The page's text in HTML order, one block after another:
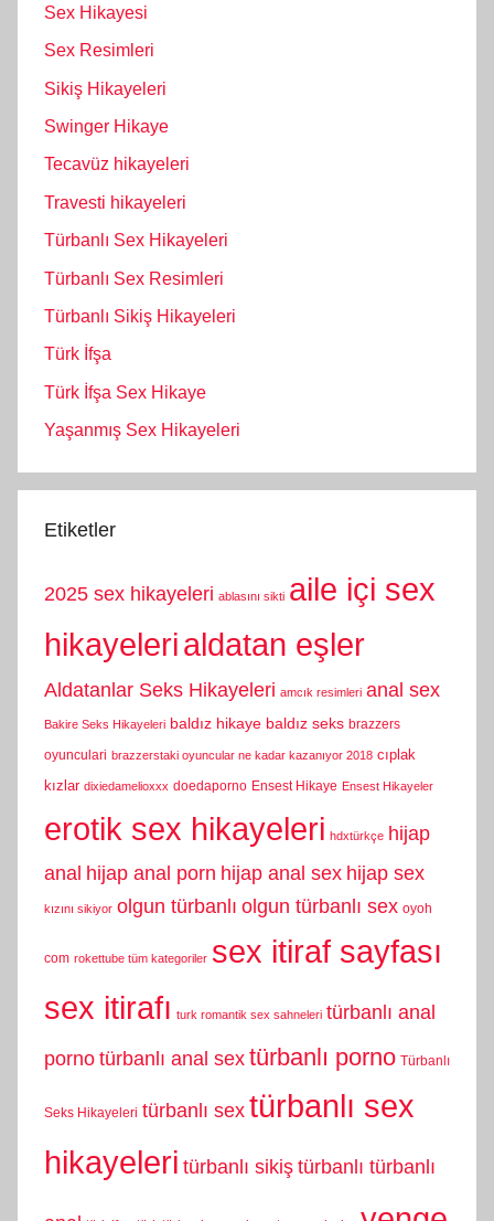
Sex Hikayesi
Sex Resimleri
Sikiş Hikayeleri
Swinger Hikaye
Tecavüz hikayeleri
Travesti hikayeleri
Türbanlı Sex Hikayeleri
Türbanlı Sex Resimleri
Türbanlı Sikiş Hikayeleri
Türk İfşa
Türk İfşa Sex Hikaye
Yaşanmış Sex Hikayeleri
Etiketler
2025 sex hikayeleri ablasını sikti aile içi sex
hikayelerialdatan eşler
Aldatanlar Seks Hikayeleri amcık resimleri anal sex
Bakire Seks Hikayeleri baldız hikaye baldız seks brazzers
oyunculari brazzerstaki oyuncular ne kadar kazanıyor 2018 cıplak
kızlar dixiedamelioxxx doedaporno Ensest Hikaye Ensest Hikayeler
erotik sex hikayeleri hdxtürkçe hijap
anal hijap anal porn hijap anal sex hijap sex
kızını sikiyor olgun türbanlı olgun türbanlı sex oyoh
com rokettube tüm kategoriler sex itiraf sayfası
sex itirafı turk romantik sex sahneleri türbanlı anal
porno türbanlı anal sex türbanlı porno Türbanlı
Seks Hikayeleri türbanlı sex türbanlı sex
hikayeleri türbanlı sikiş türbanlı türbanlı